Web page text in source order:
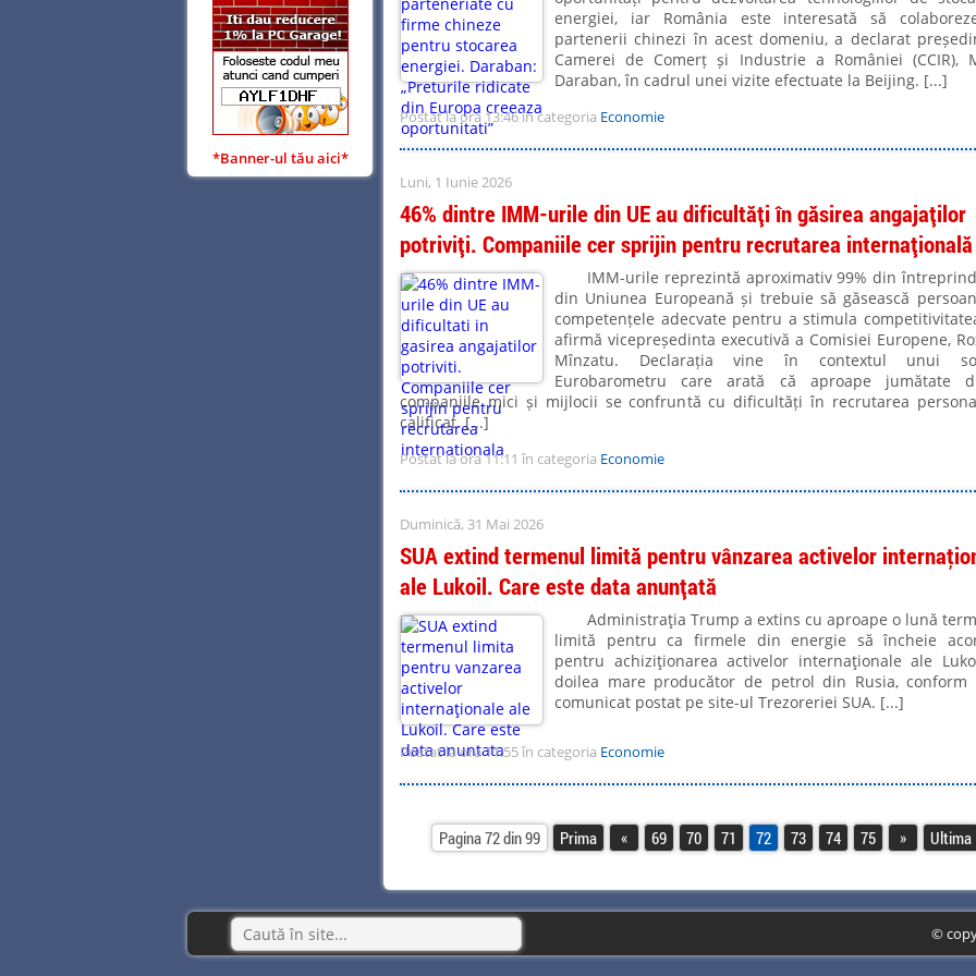
*Banner-ul tău aici*
energiei, iar România este interesată să
partenerii chinezi în acest domeniu, a declarat
Camerei de Comerț și Industrie a României (CCIR),
Daraban, în cadrul unei vizite efectuate la Beijing. [...]
Postat la ora 13:46 în categoria Economie
Luni, 1 Iunie 2026
46% dintre IMM-urile din UE au dificultăți în găsirea angajaților
potriviți. Companiile cer sprijin pentru recrutarea internațională
IMM-urile reprezintă aproximativ 99% din
din Uniunea Europeană și trebuie să găsească
competențele adecvate pentru a stimula
afirmă vicepreședinta executivă a Comisiei Europene,
Mînzatu. Declarația vine în contextul unui
Eurobarometru care arată că aproape jumătate
companiile mici și mijlocii se confruntă cu dificultăți în recrutarea
calificat. [...]
Postat la ora 11:11 în categoria Economie
Duminică, 31 Mai 2026
SUA extind termenul limită pentru vânzarea activelor
ale Lukoil. Care este data anunțată
Administraţia Trump a extins cu aproape o lună
limită pentru ca firmele din energie să încheie
pentru achiziţionarea activelor internaţionale ale
doilea mare producător de petrol din Rusia, conform
comunicat postat pe site-ul Trezoreriei SUA. [...]
Postat la ora 11:55 în categoria Economie
Pagina 72 din 99 Prima « 69 70 71 72 73 74 75 » Ultima
©